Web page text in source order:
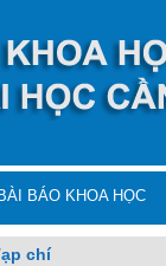
BÁO KHOA HỌC
chí